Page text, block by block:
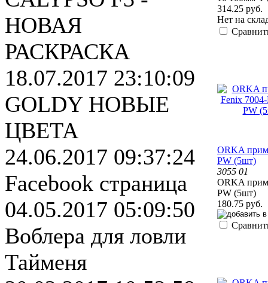
НОВАЯ
РАСКРАСКА
18.07.2017 23:10:09
GOLDY НОВЫЕ
ЦВЕТА
24.06.2017 09:37:24
Facebook страница
04.05.2017 05:09:50
Воблера для ловли
Тайменя
314.25 руб.
Нет на
ORKA
PW (5шт)
3055 01
ORKA
PW (5шт)
180.75 руб.